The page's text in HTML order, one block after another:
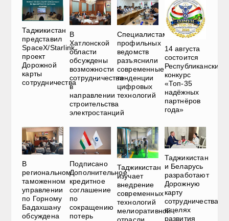
Таджикистан
представил
SpaceX/Starlink
проект
Дорожной
карты
сотрудничества
В
Хатлонской
области
обсуждены
возможности
сотрудничества
в
направлении
строительства
электростанций
Специалистам
профильных
ведомств
разъяснили
современные
тенденции
цифровых
технологий
14 августа
состоится
Республиканский
конкурс
«Топ-35
надёжных
партнёров
года»
В
региональном
таможенном
управлении
по Горному
Бадахшану
обсуждена
Подписано
Дополнительное
кредитное
соглашение
по
сокращению
потерь
Таджикистан
изучает
внедрение
современных
технологий
мелиоративной
Таджикистан
и Беларусь
разработают
Дорожную
карту
сотрудничества
в целях
развития